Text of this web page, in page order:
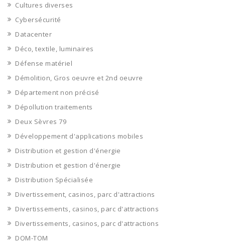
Cultures diverses
Cybersécurité
Datacenter
Déco, textile, luminaires
Défense matériel
Démolition, Gros oeuvre et 2nd oeuvre
Département non précisé
Dépollution traitements
Deux Sèvres 79
Développement d'applications mobiles
Distribution et gestion d'énergie
Distribution et gestion d'énergie
Distribution Spécialisée
Divertissement, casinos, parc d'attractions
Divertissements, casinos, parc d'attractions
Divertissements, casinos, parc d'attractions
DOM-TOM